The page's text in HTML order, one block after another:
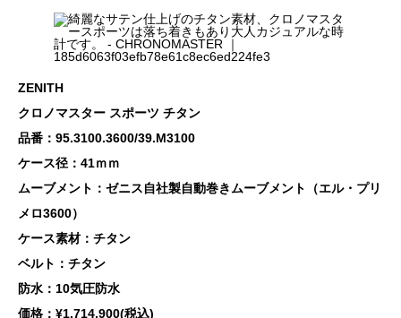
ZENITH
クロノマスター スポーツ チタン
品番：95.3100.3600/39.M3100
ケース径：41ｍｍ
ムーブメント：ゼニス自社製自動巻きムーブメント（エル・プリ
メロ3600）
ケース素材：チタン
ベルト：チタン
防水：10気圧防水
価格：¥1,714,900(税込)